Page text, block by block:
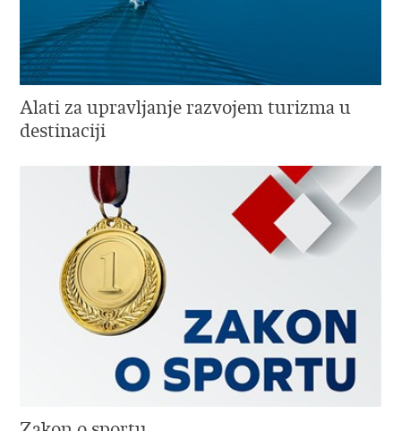
Alati za upravljanje razvojem turizma u
destinaciji